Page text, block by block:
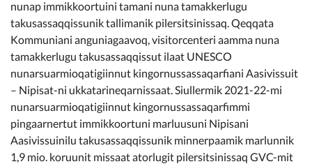
nunap immikkoortuini tamani nuna tamakkerlugu
takusassaqqissunik tallimanik pilersitsinissaq. Qeqqata
Kommuniani anguniagaavoq, visitorcenteri aamma nuna
tamakkerlugu takusassaqqissut ilaat UNESCO
nunarsuarmioqatigiinnut kingornussassaqarfiani Aasivissuit
– Nipisat-ni ukkatarineqarnissaat. Siullermik 2021-22-mi
nunarsuarmioqatigiinnut kingornussassaqarfimmi
pingaarnertut immikkoortuni marluusuni Nipisani
Aasivissuinilu takusassaqqissunik minnerpaamik marlunnik
1,9 mio. koruunit missaat atorlugit pilersitsinissaq GVC-mit